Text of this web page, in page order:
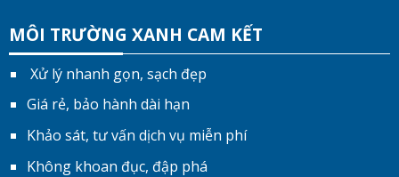
MÔI TRƯỜNG XANH CAM KẾT
Xử lý nhanh gọn, sạch đẹp
Giá rẻ, bảo hành dài hạn
Khảo sát, tư vấn dịch vụ miễn phí
Không khoan đục, đập phá